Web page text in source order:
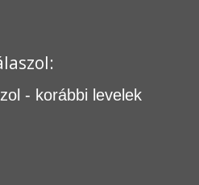
- korábbi levelek